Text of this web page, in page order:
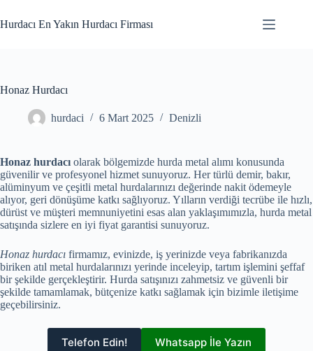
to
content
Hurdacı En Yakın Hurdacı Firması
Honaz Hurdacı
hurdaci 6 Mart 2025 Denizli
Honaz hurdacı olarak bölgemizde hurda metal alımı konusunda
güvenilir ve profesyonel hizmet sunuyoruz. Her türlü demir, bakır,
alüminyum ve çeşitli metal hurdalarınızı değerinde nakit ödemeyle
alıyor, geri dönüşüme katkı sağlıyoruz. Yılların verdiği tecrübe ile hızlı,
dürüst ve müşteri memnuniyetini esas alan yaklaşımımızla, hurda metal
satışında sizlere en iyi fiyat garantisi sunuyoruz.
Honaz hurdacı firmamız, evinizde, iş yerinizde veya fabrikanızda
biriken atıl metal hurdalarınızı yerinde inceleyip, tartım işlemini şeffaf
bir şekilde gerçekleştirir. Hurda satışınızı zahmetsiz ve güvenli bir
şekilde tamamlamak, bütçenize katkı sağlamak için bizimle iletişime
geçebilirsiniz.
Telefon Edin! Whatsapp İle Yazın